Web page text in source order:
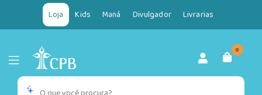
Loja Kids Maná Divulgador Livrarias
0